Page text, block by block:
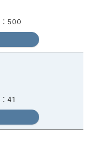
500
41